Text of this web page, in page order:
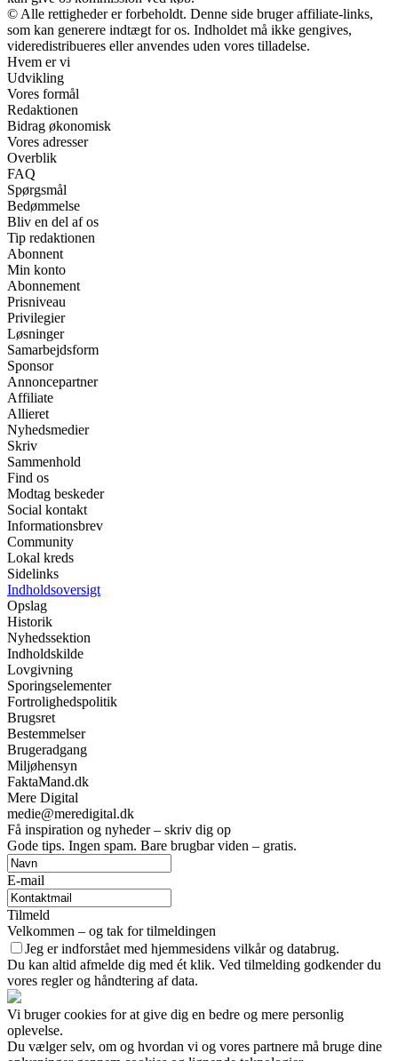
© Alle rettigheder er forbeholdt. Denne side bruger affiliate-links,
som kan generere indtægt for os. Indholdet må ikke gengives,
videredistribueres eller anvendes uden vores tilladelse.
Hvem er vi
Udvikling
Vores formål
Redaktionen
Bidrag økonomisk
Vores adresser
Overblik
FAQ
Spørgsmål
Bedømmelse
Bliv en del af os
Tip redaktionen
Abonnent
Min konto
Abonnement
Prisniveau
Privilegier
Løsninger
Samarbejdsform
Sponsor
Annoncepartner
Affiliate
Allieret
Nyhedsmedier
Skriv
Sammenhold
Find os
Modtag beskeder
Social kontakt
Informationsbrev
Community
Lokal kreds
Sidelinks
Indholdsoversigt
Opslag
Historik
Nyhedssektion
Indholdskilde
Lovgivning
Sporingselementer
Fortrolighedspolitik
Brugsret
Bestemmelser
Brugeradgang
Miljøhensyn
FaktaMand.dk
Mere Digital
medie@meredigital.dk
Få inspiration og nyheder – skriv dig op
Gode tips. Ingen spam. Bare brugbar viden – gratis.
E-mail
Tilmeld
Velkommen – og tak for tilmeldingen
Jeg er indforstået med hjemmesidens vilkår og databrug.
Du kan altid afmelde dig med ét klik. Ved tilmelding godkender du
vores regler og håndtering af data.
Vi bruger cookies for at give dig en bedre og mere personlig
oplevelse.
Du vælger selv, om og hvordan vi og vores partnere må bruge dine